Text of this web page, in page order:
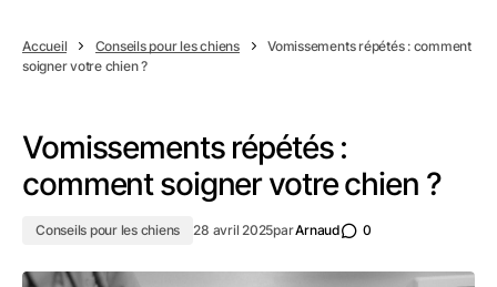
Accueil Conseils pour les chiens
Vomissements répétés : comment
soigner votre chien ?
Vomissements répétés :
comment soigner votre chien ?
Conseils pour les chiens 28 avril 2025parArnaud 0